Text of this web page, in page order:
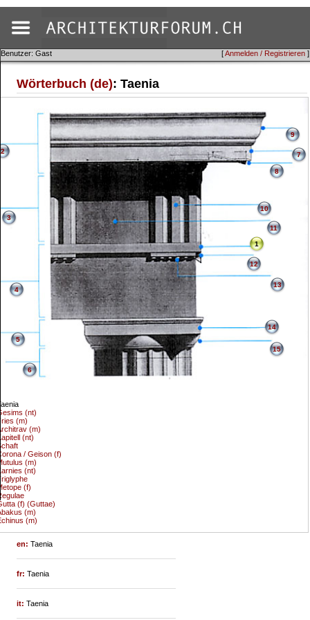
[Anmelden / Registrieren ]
Benutzer: Gast
Wörterbuch (de): Taenia
1
(nt)
2
(m)
3
(m)
4
(nt)
5
6
/ Geison (f)
7
(m)
8
(nt)
9
10
(f)
11
12
(f) (Guttae)
13
(m)
14
(m)
15
en:Taenia
fr:Taenia
it:Taenia